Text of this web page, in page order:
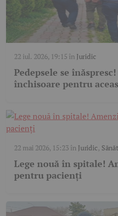
22 iul. 2026, 19:15 în Juridic
Pedepsele se
închisoare pentru
22 mai 2026, 15:23în Juridic,
Lege nouă în spitale!
pentru pacienți